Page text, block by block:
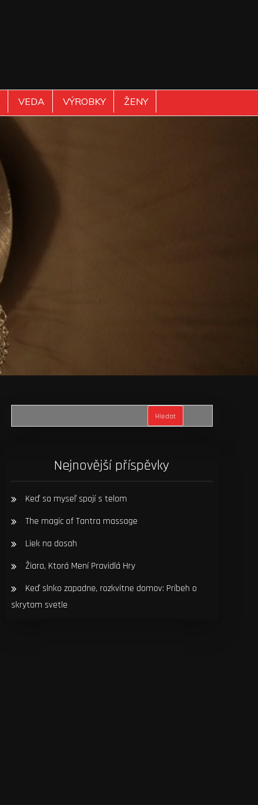
VEDA VÝROBKY
ŽENY
Hledat
Nejnovější příspěvky
Keď sa myseľ spojí s telom
The magic of Tantra massage
Liek na dosah
Žiara, Ktorá Mení Pravidlá Hry
Keď slnko zapadne, rozkvitne domov: Príbeh o
skrytom svetle